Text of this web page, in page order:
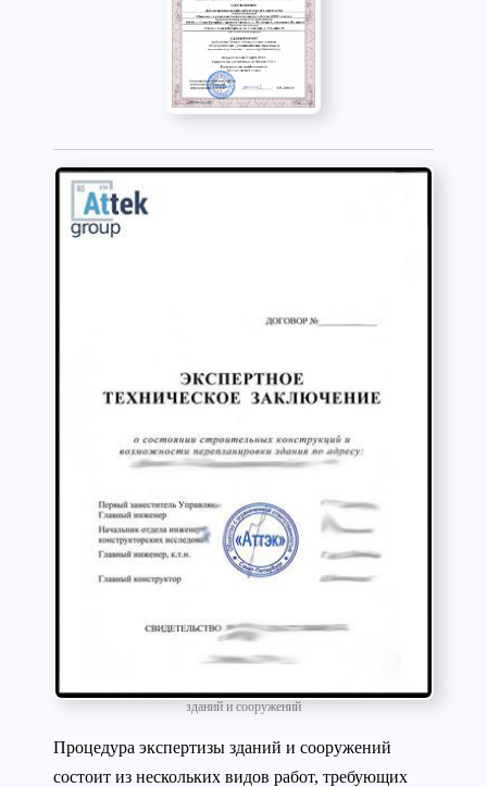
зданий и сооружений
Процедура экспертизы зданий и сооружений
состоит из нескольких видов работ, требующих